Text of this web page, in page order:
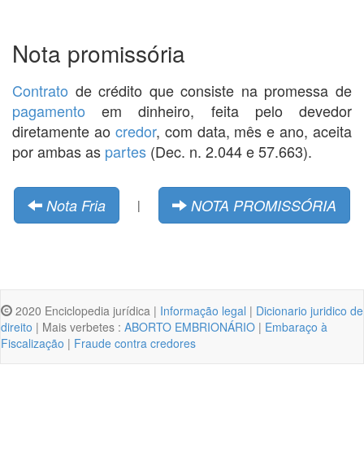
Nota promissória
Contrato de crédito que consiste na promessa de
pagamento em dinheiro, feita pelo devedor
diretamente ao credor, com data, mês e ano, aceita
por ambas as partes (Dec. n. 2.044 e 57.663).
Nota Fria | NOTA PROMISSÓRIA
2020 Enciclopedia jurídica | Informação legal | Dicionario juridico de
direito | Mais verbetes : ABORTO EMBRIONÁRIO | Embaraço à
Fiscalização | Fraude contra credores